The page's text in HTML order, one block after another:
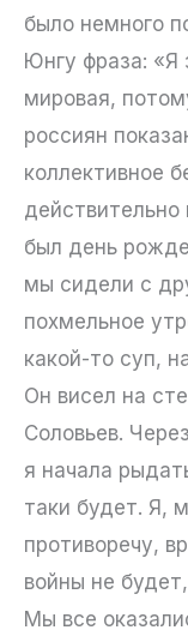
было немного
Юнгу фраза: «Я
мировая,
россиян
коллективное
был день
мы сидели с
похмельное
какой-то суп,
Он висел на
Соловьев.
я начала
таки будет. Я,
противоречу,
войны не
Мы все